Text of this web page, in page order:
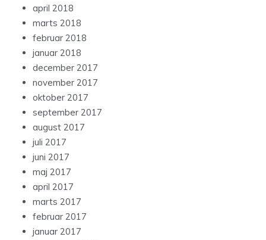
april 2018
marts 2018
februar 2018
januar 2018
december 2017
november 2017
oktober 2017
september 2017
august 2017
juli 2017
juni 2017
maj 2017
april 2017
marts 2017
februar 2017
januar 2017